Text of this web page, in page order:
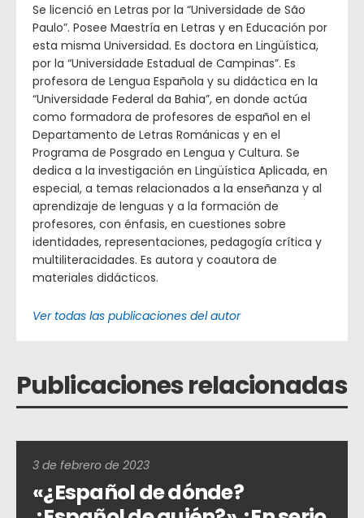
Se licenció en Letras por la “Universidade de São
Paulo”. Posee Maestría en Letras y en Educación por
esta misma Universidad. Es doctora en Lingüística,
por la “Universidade Estadual de Campinas”. Es
profesora de Lengua Española y su didáctica en la
“Universidade Federal da Bahia”, en donde actúa
como formadora de profesores de español en el
Departamento de Letras Románicas y en el
Programa de Posgrado en Lengua y Cultura. Se
dedica a la investigación en Lingüística Aplicada, en
especial, a temas relacionados a la enseñanza y al
aprendizaje de lenguas y a la formación de
profesores, con énfasis, en cuestiones sobre
identidades, representaciones, pedagogía crítica y
multiliteracidades. Es autora y coautora de
materiales didácticos.
Ver todas las publicaciones del autor
Publicaciones relacionadas
3 de febrero de 2023
«¿Español de dónde?